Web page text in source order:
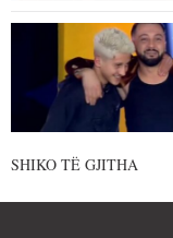
SHIKO TË GJITHA